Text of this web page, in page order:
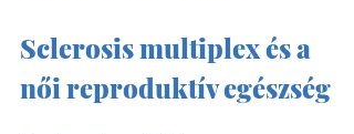
Sclerosis multiplex és a
női reproduktív egészség